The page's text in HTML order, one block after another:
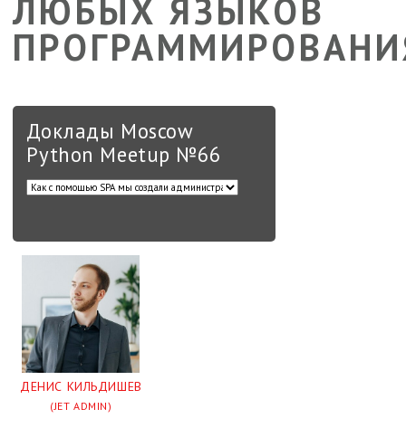
ЛЮБЫХ ЯЗЫКОВ
Доклады Moscow
Python Meetup №66
ДЕНИС КИЛЬДИШЕВ
(JET ADMIN)